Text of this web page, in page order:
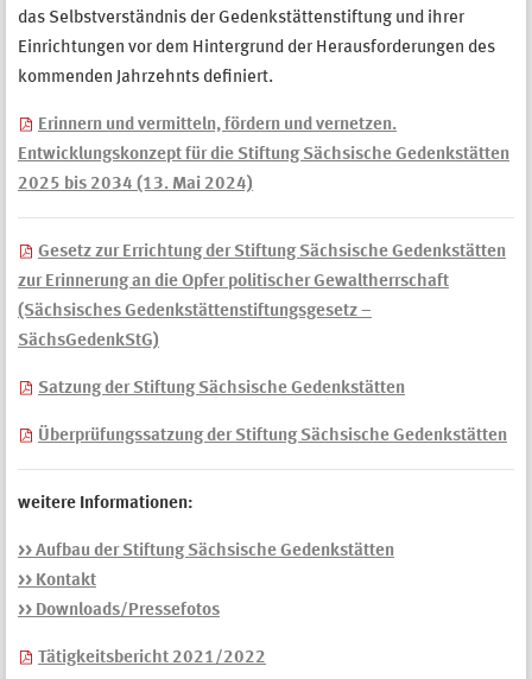
das Selbstverständnis der Gedenkstättenstiftung und ihrer
Einrichtungen vor dem Hintergrund der Herausforderungen des
kommenden Jahrzehnts definiert.
Erinnern und vermitteln, fördern und vernetzen.
Entwicklungskonzept für die Stiftung Sächsische Gedenkstätten
2025 bis 2034 (13. Mai 2024)
Gesetz zur Errichtung der Stiftung Sächsische Gedenkstätten
zur Erinnerung an die Opfer politischer Gewaltherrschaft
(Sächsisches Gedenkstättenstiftungsgesetz –
SächsGedenkStG)
Satzung der Stiftung Sächsische Gedenkstätten
Überprüfungssatzung der Stiftung Sächsische Gedenkstätten
weitere Informationen:
>> Aufbau der Stiftung Sächsische Gedenkstätten
>> Kontakt
>> Downloads/Pressefotos
Tätigkeitsbericht 2021/2022